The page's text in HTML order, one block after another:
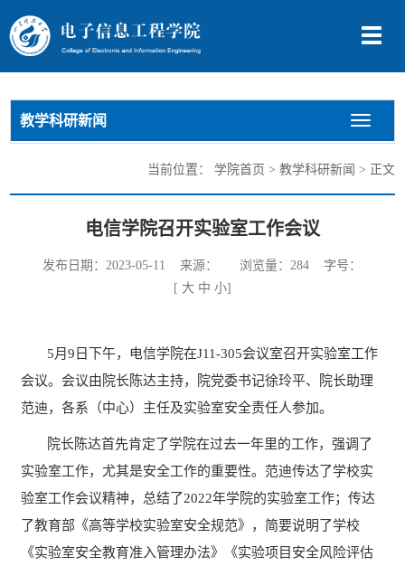
切
导
教学科研新闻
切
换
航
当前位置： 学院首页 > 教学科研新闻 > 正文
电信学院召开实验室工作会议
发布日期：2023-05-11 来源： 浏览量：284 字号：
[ 大 中 小]
5月9 日下午，电信学院在J11-305会议室召开实验室工作
会议。会议由院长陈达主持，院党委书记徐玲平、院长助理
范迪，各系（中心）主任及实验室安全责任人参加。
院长陈达首先肯定了学院在过去一年里的工作，强调了
实验室工作，尤其是安全工作的重要性。范迪传达了学校实
验室工作会议精神，总结了2022年学院的实验室工作；传达
了教育部《高等学校实验室安全规范》，简要说明了学校
《实验室安全教育准入管理办法》《实验项目安全风险评估